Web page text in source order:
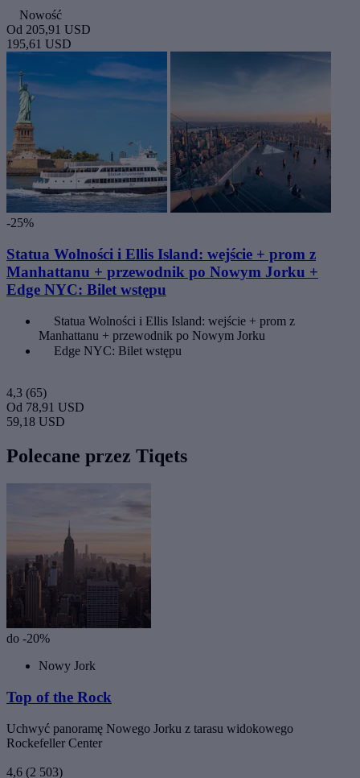
Nowość
Od 205,91 USD
195,61 USD
-25%
Statua Wolności i Ellis Island: wejście + prom z
Manhattanu + przewodnik po Nowym Jorku +
Edge NYC: Bilet wstępu
Statua Wolności i Ellis Island: wejście + prom z
Manhattanu + przewodnik po Nowym Jorku
Edge NYC: Bilet wstępu
4,3 (65)
Od 78,91 USD
59,18 USD
Polecane przez Tiqets
do -20%
Nowy Jork
Top of the Rock
Uchwyć panoramę Nowego Jorku z tarasu widokowego
Rockefeller Center
4,6 (2 503)